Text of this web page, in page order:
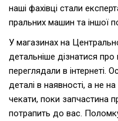
наші фахівці стали
пральних машин та іншої
У магазинах на
детальніше дізнатися про
переглядали в інтернеті.
деталі в наявності, а не
чекати, поки запчастина
потрапить до вас.